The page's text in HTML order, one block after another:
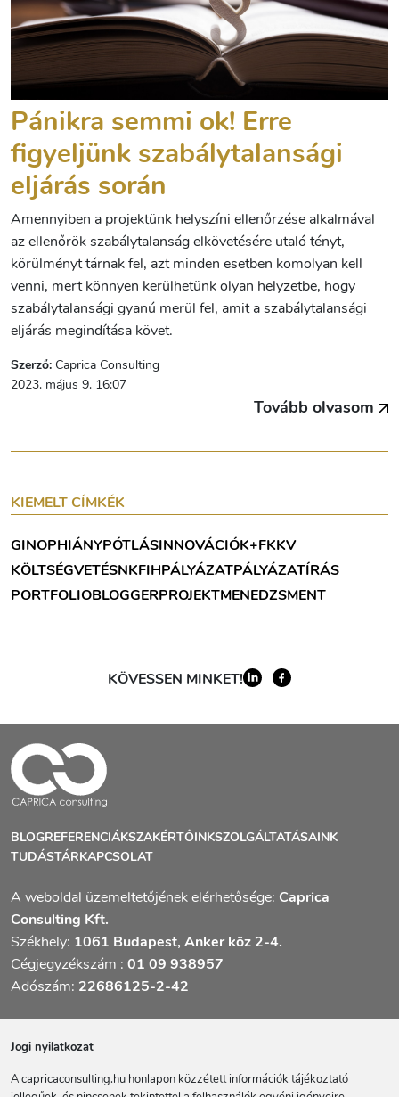
Pánikra semmi ok! Erre
figyeljünk szabálytalansági
eljárás során
Amennyiben a projektünk helyszíni ellenőrzése alkalmával
az ellenőrök szabálytalanság elkövetésére utaló tényt,
körülményt tárnak fel, azt minden esetben komolyan kell
venni, mert könnyen kerülhetünk olyan helyzetbe, hogy
szabálytalansági gyanú merül fel, amit a szabálytalansági
eljárás megindítása követ.
Szerző: Caprica Consulting
2023. május 9. 16:07
Tovább olvasom
KIEMELT CÍMKÉK
GINOPHIÁNYPÓTLÁSINNOVÁCIÓK+FKKV
KÖLTSÉGVETÉSNKFIHPÁLYÁZATPÁLYÁZATÍRÁS
PORTFOLIOBLOGGERPROJEKTMENEDZSMENT
KÖVESSEN MINKET!
BLOGREFERENCIÁKSZAKÉRTŐINKSZOLGÁLTATÁSAINK
TUDÁSTÁRKAPCSOLAT
A weboldal üzemeltetőjének elérhetősége: Caprica
Consulting Kft.
Székhely: 1061 Budapest, Anker köz 2-4.
Cégjegyzékszám : 01 09 938957
Adószám: 22686125-2-42
Jogi nyilatkozat
A capricaconsulting.hu honlapon közzétett információk tájékoztató